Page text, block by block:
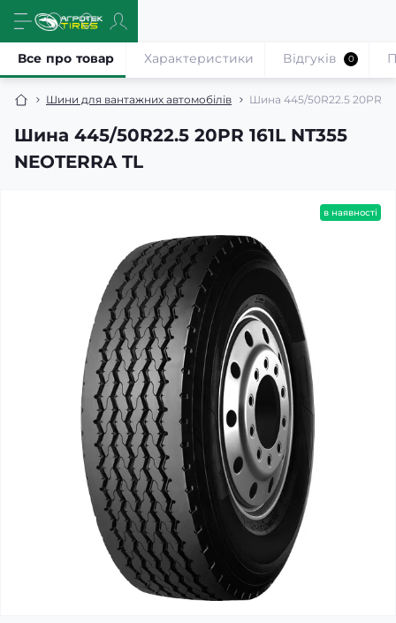
Шини для вантажних автомобілів Шина 445/50R22.5 20PR
Шина 445/50R22.5 20PR 161L NT355
NEOTERRA TL
Все про товар Характеристики Відгуків 0
в наявності